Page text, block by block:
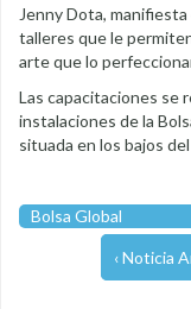
Jenny Dota,
talleres que le
arte que lo
Las capacitaciones se
instalaciones de la
situada en los bajos
Bolsa Global
‹ Noticia